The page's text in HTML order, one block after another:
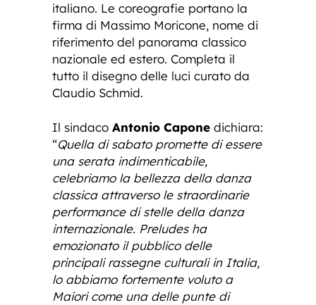
italiano. Le coreografie portano la
firma di Massimo Moricone, nome di
riferimento del panorama classico
nazionale ed estero. Completa il
tutto il disegno delle luci curato da
Claudio Schmid.
Il sindaco Antonio Capone dichiara:
“Quella di sabato promette di essere
una serata indimenticabile,
celebriamo la bellezza della danza
classica attraverso le straordinarie
performance di stelle della danza
internazionale. Preludes ha
emozionato il pubblico delle
principali rassegne culturali in Italia,
lo abbiamo fortemente voluto a
Maiori come una delle punte di